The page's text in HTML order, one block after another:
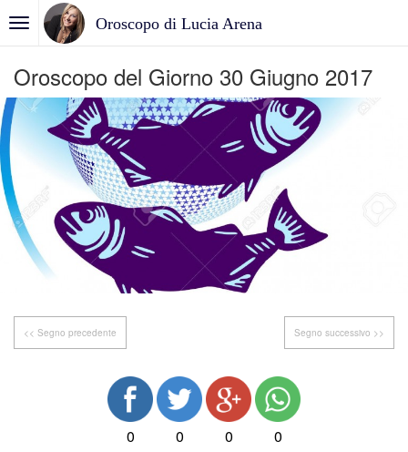
Oroscopo di Lucia Arena
Oroscopo del Giorno 30 Giugno 2017
<< Segno precedente Segno successivo >>
0 0 0 0